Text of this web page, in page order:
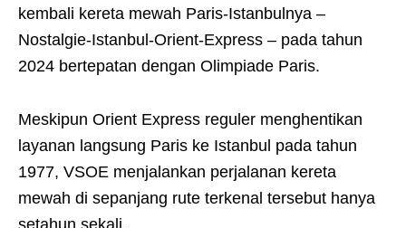
kembali kereta mewah Paris-Istanbulnya –
Nostalgie-Istanbul-Orient-Express – pada tahun
2024 bertepatan dengan Olimpiade Paris.
Meskipun Orient Express reguler menghentikan
layanan langsung Paris ke Istanbul pada tahun
1977, VSOE menjalankan perjalanan kereta
mewah di sepanjang rute terkenal tersebut hanya
setahun sekali.